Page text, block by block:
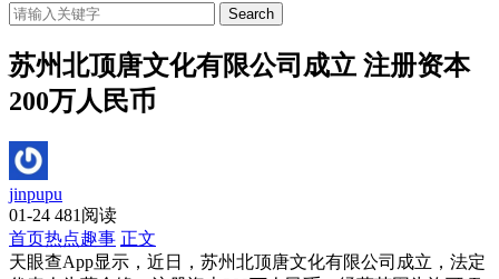
Search
苏州北顶唐文化有限公司成立 注册资本
200万人民币
jinpupu
01-24 481阅读
首页热点趣事 正文
天眼查App显示，近日，苏州北顶唐文化有限公司成立，法定